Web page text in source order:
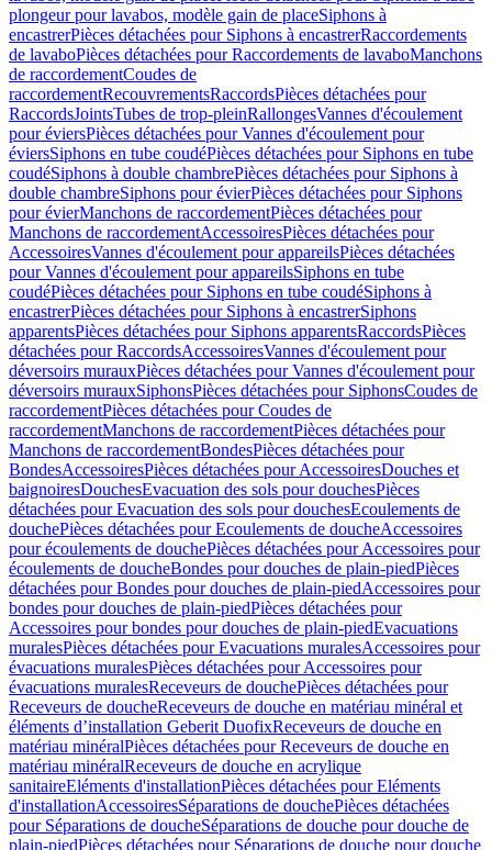
plongeur pour lavabos, modèle gain de placeSiphons à
encastrerPièces détachées pour Siphons à encastrerRaccordements
de lavaboPièces détachées pour Raccordements de lavaboManchons
de raccordementCoudes de
raccordementRecouvrementsRaccordsPièces détachées pour
RaccordsJointsTubes de trop-pleinRallongesVannes d'écoulement
pour éviersPièces détachées pour Vannes d'écoulement pour
éviersSiphons en tube coudéPièces détachées pour Siphons en tube
coudéSiphons à double chambrePièces détachées pour Siphons à
double chambreSiphons pour évierPièces détachées pour Siphons
pour évierManchons de raccordementPièces détachées pour
Manchons de raccordementAccessoiresPièces détachées pour
AccessoiresVannes d'écoulement pour appareilsPièces détachées
pour Vannes d'écoulement pour appareilsSiphons en tube
coudéPièces détachées pour Siphons en tube coudéSiphons à
encastrerPièces détachées pour Siphons à encastrerSiphons
apparentsPièces détachées pour Siphons apparentsRaccordsPièces
détachées pour RaccordsAccessoiresVannes d'écoulement pour
déversoirs murauxPièces détachées pour Vannes d'écoulement pour
déversoirs murauxSiphonsPièces détachées pour SiphonsCoudes de
raccordementPièces détachées pour Coudes de
raccordementManchons de raccordementPièces détachées pour
Manchons de raccordementBondesPièces détachées pour
BondesAccessoiresPièces détachées pour AccessoiresDouches et
baignoiresDouchesEvacuation des sols pour douchesPièces
détachées pour Evacuation des sols pour douchesEcoulements de
douchePièces détachées pour Ecoulements de doucheAccessoires
pour écoulements de douchePièces détachées pour Accessoires pour
écoulements de doucheBondes pour douches de plain-piedPièces
détachées pour Bondes pour douches de plain-piedAccessoires pour
bondes pour douches de plain-piedPièces détachées pour
Accessoires pour bondes pour douches de plain-piedEvacuations
muralesPièces détachées pour Evacuations muralesAccessoires pour
évacuations muralesPièces détachées pour Accessoires pour
évacuations muralesReceveurs de douchePièces détachées pour
Receveurs de doucheReceveurs de douche en matériau minéral et
éléments d’installation Geberit DuofixReceveurs de douche en
matériau minéralPièces détachées pour Receveurs de douche en
matériau minéralReceveurs de douche en acrylique
sanitaireEléments d'installationPièces détachées pour Eléments
d'installationAccessoiresSéparations de douchePièces détachées
pour Séparations de doucheSéparations de douche pour douche de
plain-piedPièces détachées pour Séparations de douche pour douche